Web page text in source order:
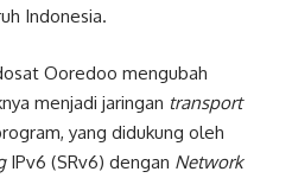
Indonesia.
Ooredoo mengubah
menjadi jaringan transport
yang didukung oleh
IPv6 (SRv6) dengan Network